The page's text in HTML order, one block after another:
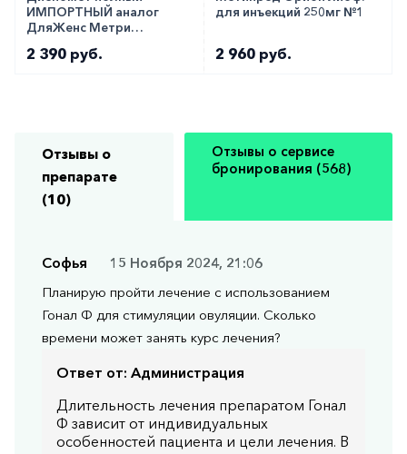
лекарство в начале менструального цикла.
Особые указания
медицинский контроль, включая измерение
уровней ЧХГ и УЗИ яичников.
Продажа препарата осуществляется строго по
Препарат вводится строго по инструкции и
только под наблюдением специалиста.
Медики о препарате
Профессионалы в области репродуктивной
средством для лечения различных форм
бесплодия, однако подчеркивают
ИМПОРТНЫЙ аналог
ДляЖенс Метри
2 390 руб.
для инъекций 250мг №1
2 960 руб.
Отзывы о
препарате
(10)
Отзывы о сервисе
бронирования (568)
Софья
15 Ноября 2024, 21:06
Планирую пройти лечение с использованием
Гонал Ф для стимуляции овуляции. Сколько
времени может занять курс лечения?
Ответ от: Администрация
Длительность лечения препаратом Гонал
Ф зависит от индивидуальных
особенностей пациента и цели лечения. В